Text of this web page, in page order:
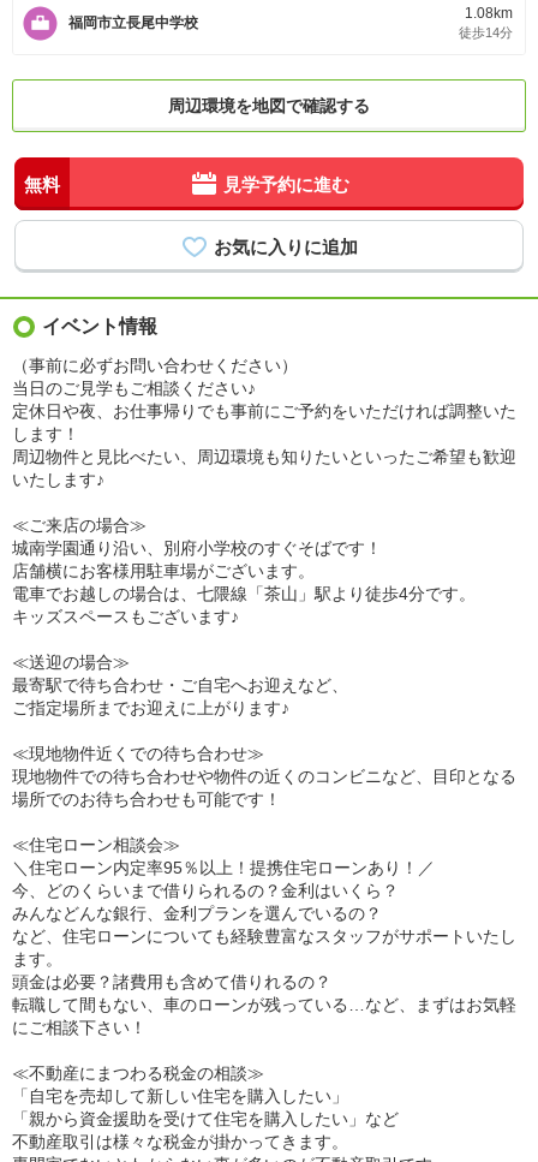
福岡市立長尾中学校
1.08km
徒歩14分
周辺環境を地図で確認する
無料 見学予約に進む
イベント情報
（事前に必ずお問い合わせください）
当日のご見学もご相談ください♪
定休日や夜、お仕事帰りでも事前にご予約をいただければ調整いた
します！
周辺物件と見比べたい、周辺環境も知りたいといったご希望も歓迎
いたします♪
≪ご来店の場合≫
城南学園通り沿い、別府小学校のすぐそばです！
店舗横にお客様用駐車場がございます。
電車でお越しの場合は、七隈線「茶山」駅より徒歩4分です。
キッズスペースもございます♪
≪送迎の場合≫
最寄駅で待ち合わせ・ご自宅へお迎えなど、
ご指定場所までお迎えに上がります♪
≪現地物件近くでの待ち合わせ≫
現地物件での待ち合わせや物件の近くのコンビニなど、目印となる
場所でのお待ち合わせも可能です！
≪住宅ローン相談会≫
＼住宅ローン内定率95％以上！提携住宅ローンあり！／
今、どのくらいまで借りられるの？金利はいくら？
みんなどんな銀行、金利プランを選んでいるの？
など、住宅ローンについても経験豊富なスタッフがサポートいたし
ます。
頭金は必要？諸費用も含めて借りれるの？
転職して間もない、車のローンが残っている…など、まずはお気軽
にご相談下さい！
≪不動産にまつわる税金の相談≫
「自宅を売却して新しい住宅を購入したい」
「親から資金援助を受けて住宅を購入したい」など
不動産取引は様々な税金が掛かってきます。